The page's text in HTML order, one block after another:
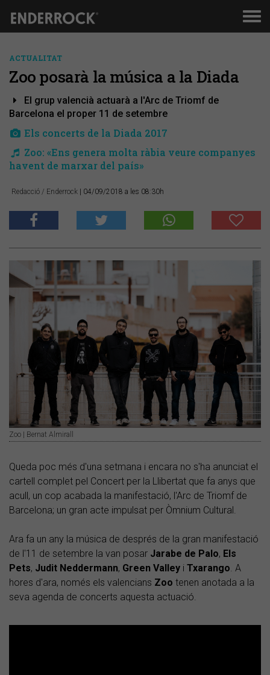
ACTUALITAT
Zoo posarà la música a la Diada
El grup valencià actuarà a l'Arc de Triomf de
Barcelona el proper 11 de setembre
Els concerts de la Diada 2017
Zoo: «Ens genera molta ràbia veure companyes
havent de marxar del país»
Redacció / Enderrock | 04/09/2018 a les 08:30h
Zoo | Bernat Almirall
Queda poc més d'una setmana i encara no s'ha anunciat el
cartell complet pel Concert per la Llibertat que fa anys que
acull, un cop acabada la manifestació, l'Arc de Triomf de
Barcelona; un gran acte impulsat per Òmnium Cultural.
Ara fa un any la música de després de la gran manifestació
de l'11 de setembre la van posar Jarabe de Palo, Els
Pets, Judit Neddermann, Green Valley i Txarango. A
hores d'ara, només els valencians Zoo tenen anotada a la
seva agenda de concerts aquesta actuació.